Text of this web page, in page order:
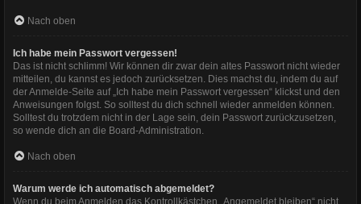
Nach oben
Ich habe mein Passwort vergessen!
Das ist nicht schlimm! Wir können dir zwar dein altes Passwort nicht wieder
mitteilen, du kannst es jedoch zurücksetzen. Dies machst du, indem du auf
der Anmelde-Seite auf „Ich habe mein Passwort vergessen“ klickst und den
Anweisungen folgst. So solltest du dich schnell wieder anmelden können.
Solltest du trotzdem nicht in der Lage sein, dein Passwort zurückzusetzen,
so wende dich an die Board-Administration.
Nach oben
Warum werde ich automatisch abgemeldet?
Wenn du beim Anmelden das Kontrollkästchen „Angemeldet bleiben“ nicht